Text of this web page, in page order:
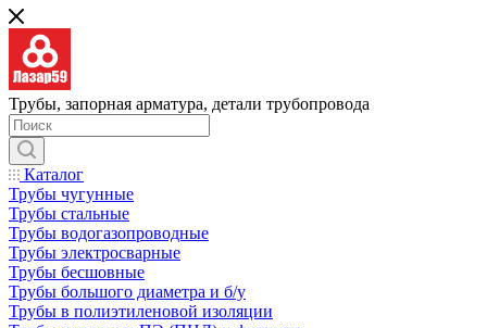
Трубы, запорная арматура, детали трубопровода
Каталог
Трубы чугунные
Трубы стальные
Трубы водогазопроводные
Трубы электросварные
Трубы бесшовные
Трубы большого диаметра и б/у
Трубы в полиэтиленовой изоляции